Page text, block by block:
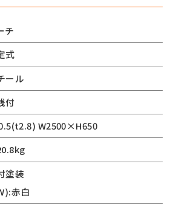
チ
式
ール
付
W2500×H650
塗装
赤白